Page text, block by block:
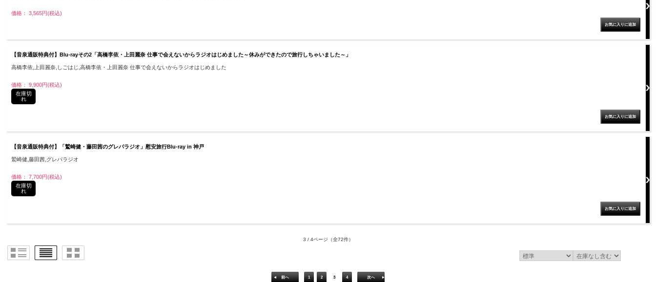
価格： 3,565円(税込)
【音泉通販特典付】Blu-rayその2「高橋李依・上田麗奈 仕事で会えないからラジオはじめました～休みができたので旅行しちゃいました～」
高橋李依,上田麗奈,しごはじ,高橋李依・上田麗奈 仕事で会えないからラジオはじめました
価格： 9,900円(税込)
在庫切
れ
【音泉通販特典付】「鷲崎健・藤田茜のグレパラジオ」慰安旅行Blu-ray in 神戸
鷲崎健,藤田茜,グレパラジオ
価格： 7,700円(税込)
在庫切
れ
3 / 4ページ （全72件）
前へ 1 2 3 4 次へ